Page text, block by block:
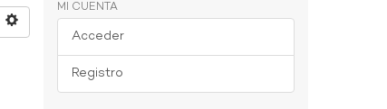
MI CUENTA
Acceder
Registro